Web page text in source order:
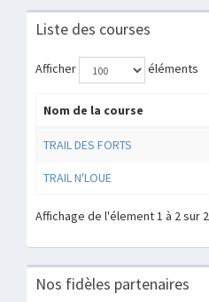
Liste des courses
Afficher éléments
Nom de la course
TRAIL DES FORTS
TRAIL N'LOUE
Affichage de l'élement 1 à 2 sur
Nos fidèles partenaires